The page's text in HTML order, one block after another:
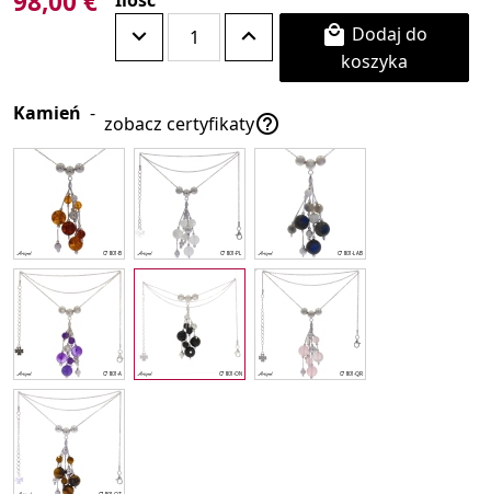

koszyka
Kamień - zobacz certyfikaty